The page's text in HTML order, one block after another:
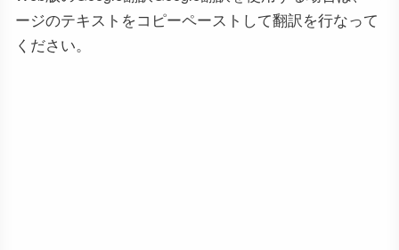
ージのテキストをコピーペーストして翻訳を行なって
ください。